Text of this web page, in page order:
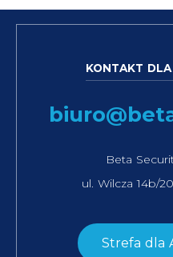
KONTAKT
Beta
ul. Wilcza 14b/
Strefa dla